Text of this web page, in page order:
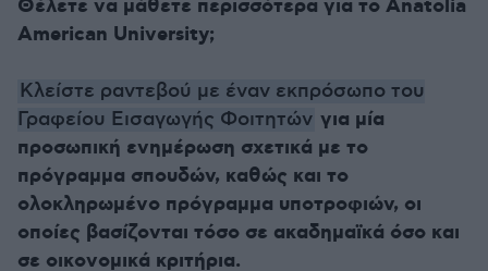
Θέλετε να μάθετε περισσότερα για το Anatolia
American University;
Κλείστε ραντεβού με έναν εκπρόσωπο του
Γραφείου Εισαγωγής Φοιτητών για μία
προσωπική ενημέρωση σχετικά με το
πρόγραμμα σπουδών, καθώς και το
ολοκληρωμένο πρόγραμμα υποτροφιών, οι
οποίες βασίζονται τόσο σε ακαδημαϊκά όσο και
σε οικονομικά κριτήρια.